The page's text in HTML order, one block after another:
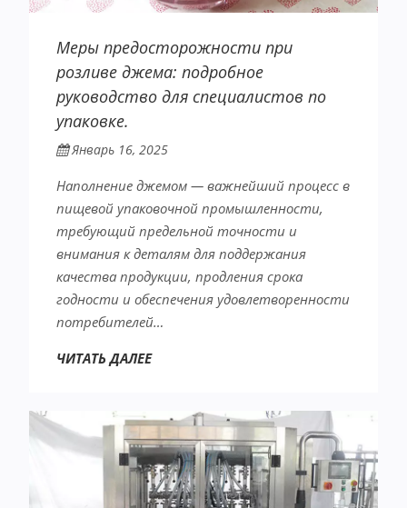
Меры предосторожности при
розливе джема: подробное
руководство для специалистов по
упаковке.
Январь 16, 2025
Наполнение джемом — важнейший процесс в
пищевой упаковочной промышленности,
требующий предельной точности и
внимания к деталям для поддержания
качества продукции, продления срока
годности и обеспечения удовлетворенности
потребителей…
ЧИТАТЬ ДАЛЕЕ